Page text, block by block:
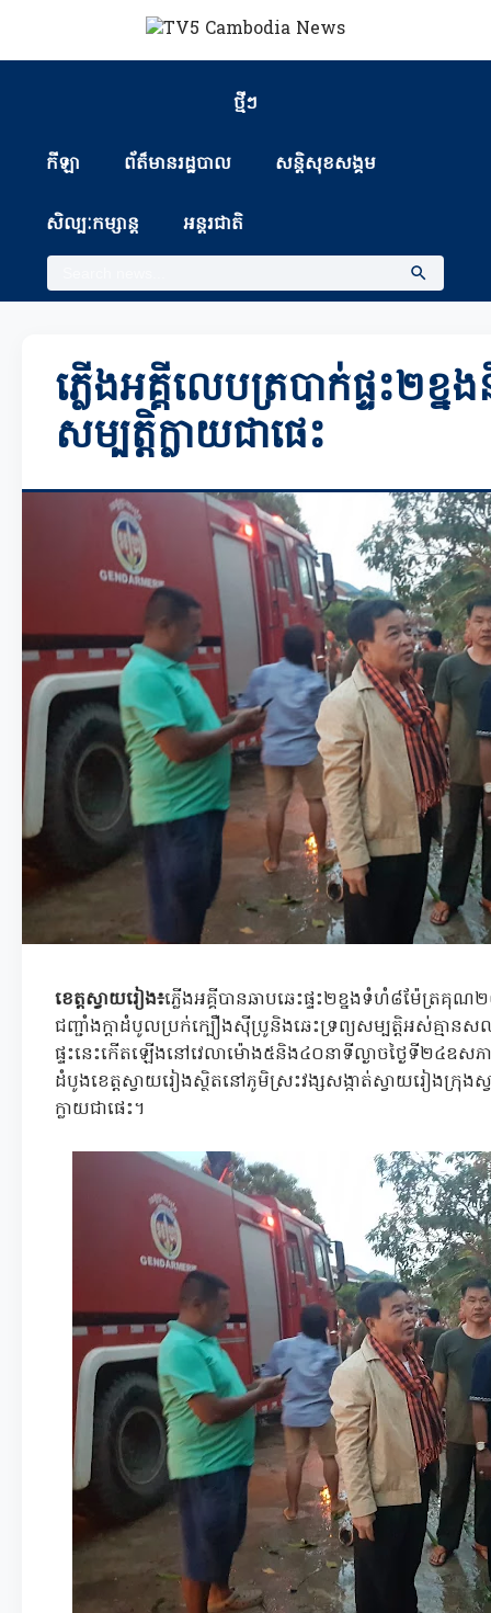
ថ្មីៗ
កីឡា ព័ត៏មានរដ្ឋបាល សន្តិសុខសង្គម
សិល្បៈកម្សាន្ត អន្តរជាតិ
ភ្លើងអគ្គីលេបត្របាក់ផ្ទះ២ខ្ន
សម្បត្តិក្លាយជាផេះ
ខេត្តស្វាយរៀង៖ភ្លើងអគ្គីបានឆាបឆេះផ្ទះ២ខ្នងទំហំ៨ម៉ែត្រគុ
ជញ្ជាំងក្តាដំបូលប្រក់ក្បឿងស៊ីប្រូនិងឆេះទ្រព្យសម្បត្តិអស់គ្មាន
ផ្ទះនេះកើតឡើងនៅវេលាម៉ោង៥និង៤០នាទីល្ងាចថ្ងៃទី២៤
ដំបូងខេត្តស្វាយរៀងស្ថិតនៅភូមិស្រះវង្សសង្កាត់ស្វាយរៀងក្រុង
ក្លាយជាផេះ។